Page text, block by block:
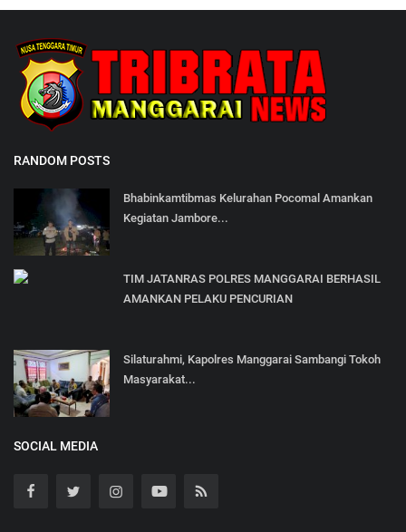
RANDOM POSTS
Bhabinkamtibmas Kelurahan Pocomal Amankan
Kegiatan Jambore...
TIM JATANRAS POLRES MANGGARAI BERHASIL
AMANKAN PELAKU PENCURIAN
Silaturahmi, Kapolres Manggarai Sambangi Tokoh
Masyarakat...
SOCIAL MEDIA